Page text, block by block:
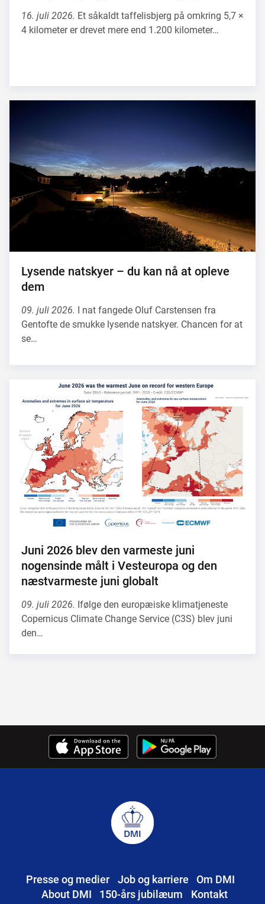
16. juli 2026. Et såkaldt taffelisbjerg på omkring 5,7 ×
4 kilometer er drevet mere end 1.200 kilometer…
Lysende natskyer – du kan nå at opleve
dem
09. juli 2026. I nat fangede Oluf Carstensen fra
Gentofte de smukke lysende natskyer. Chancen for at
se…
Juni 2026 blev den varmeste juni
nogensinde målt i Vesteuropa og den
næstvarmeste juni globalt
09. juli 2026. Ifølge den europæiske klimatjeneste
Copernicus Climate Change Service (C3S) blev juni
den…
Presse og medier Job og karriere
Om DMI
About DMI
150-års jubilæum Kontakt